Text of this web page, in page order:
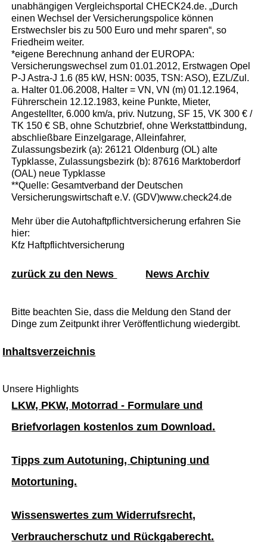
unabhängigen Vergleichsportal CHECK24.de. „Durch
einen Wechsel der Versicherungspolice können
Erstwechsler bis zu 500 Euro und mehr sparen“, so
Friedheim weiter.
*eigene Berechnung anhand der EUROPA:
Versicherungswechsel zum 01.01.2012, Erstwagen Opel
P-J Astra-J 1.6 (85 kW, HSN: 0035, TSN: ASO), EZL/Zul.
a. Halter 01.06.2008, Halter = VN, VN (m) 01.12.1964,
Führerschein 12.12.1983, keine Punkte, Mieter,
Angestellter, 6.000 km/a, priv. Nutzung, SF 15, VK 300 € /
TK 150 € SB, ohne Schutzbrief, ohne Werkstattbindung,
abschließbare Einzelgarage, Alleinfahrer,
Zulassungsbezirk (a): 26121 Oldenburg (OL) alte
Typklasse, Zulassungsbezirk (b): 87616 Marktoberdorf
(OAL) neue Typklasse
**Quelle: Gesamtverband der Deutschen
Versicherungswirtschaft e.V. (GDV)www.check24.de
Mehr über die Autohaftpflichtversicherung erfahren Sie
hier:
Kfz Haftpflichtversicherung
zurück zu den News News Archiv
Bitte beachten Sie, dass die Meldung den Stand der
Dinge zum Zeitpunkt ihrer Veröffentlichung wiedergibt.
Inhaltsverzeichnis
Unsere Highlights
LKW, PKW, Motorrad - Formulare und
Briefvorlagen kostenlos zum Download.
Tipps zum Autotuning, Chiptuning und
Motortuning.
Wissenswertes zum Widerrufsrecht,
Verbraucherschutz und Rückgaberecht.